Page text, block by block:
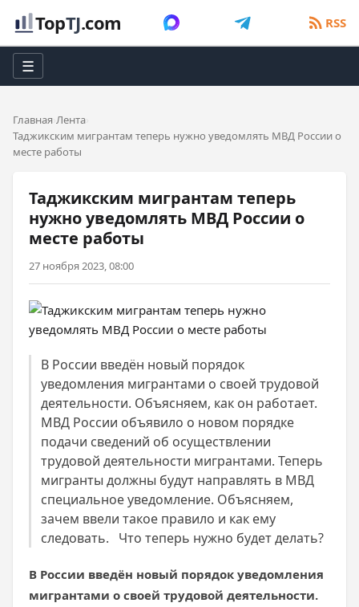
TopTJ.com RSS
☰
Главная Лента
Таджикским мигрантам теперь нужно уведомлять МВД России о
месте работы
Таджикским мигрантам теперь
нужно уведомлять МВД России о
месте работы
27 ноября 2023, 08:00
В России введён новый порядок
уведомления мигрантами о своей трудовой
деятельности. Объясняем, как он работает.
МВД России объявило о новом порядке
подачи сведений об осуществлении
трудовой деятельности мигрантами. Теперь
мигранты должны будут направлять в МВД
специальное уведомление. Объясняем,
зачем ввели такое правило и как ему
следовать. Что теперь нужно будет делать?
В России введён новый порядок уведомления
мигрантами о своей трудовой деятельности.